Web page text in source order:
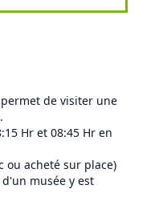
de visiter une
Hr et 08:45 Hr en
ou acheté sur place)
musée y est